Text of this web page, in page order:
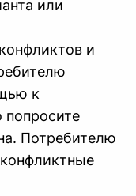
или
и
к
попросите
Потребителю